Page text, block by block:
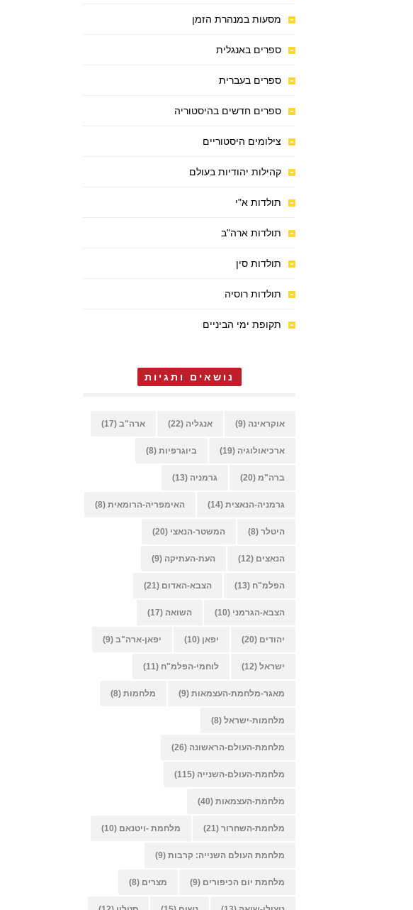
מסעות במנהרת הזמן
ספרים באנגלית
ספרים בעברית
ספרים חדשים בהיסטוריה
צילומים היסטוריים
קהילות יהודיות בעולם
תולדות א"י
תולדות ארה"ב
תולדות סין
תולדות רוסיה
תקופת ימי הביניים
נושאים ותגיות
אוקראינה (9) אנגליה (22) ארה"ב (17)
ארכיאולוגיה (19) ביוגרפיות (8)
ברה"מ (20) גרמניה (13)
גרמניה-הנאצית (14) האימפריה-הרומאית (8)
היטלר (8) המשטר-הנאצי (20)
הנאצים (12) העת-העתיקה (9)
הפלמ"ח (13) הצבא-האדום (21)
הצבא-הגרמני (10) השואה (17)
יהודים (20) יפאן (10) יפאן-ארה"ב (9)
ישראל (12) לוחמי-הפלמ"ח (11)
מאגר-מלחמת-העצמאות (9) מלחמות (8)
מלחמות-ישראל (8)
מלחמת-העולם-הראשונה (26)
מלחמת-העולם-השנייה (115)
מלחמת-העצמאות (40)
מלחמת-השחרור (21) מלחמת -ויטנאם (10)
מלחמת העולם השנייה: קרבות (9)
מלחמת יום הכיפורים (9) מצרים (8)